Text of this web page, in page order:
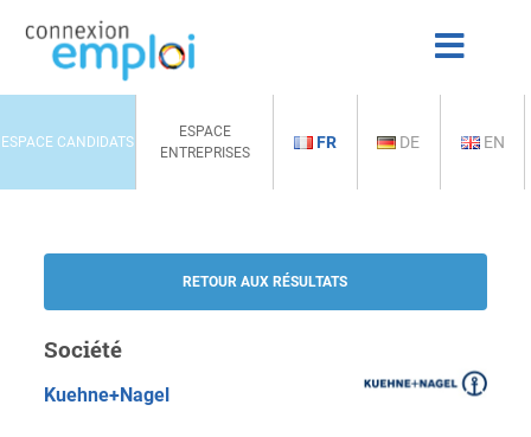
ESPACE CANDIDATS
ESPACE
ENTREPRISES
FR DE EN
RETOUR AUX RÉSULTATS
Société
Kuehne+Nagel